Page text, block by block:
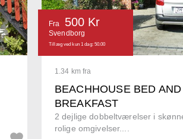
1.34 km fra
BEACHHOUSE BED AND
BREAKFAST
2 dejlige dobbeltværelser i
rolige omgivelser....
Fra 500 Kr
Svendborg
Tillæg ved kun 1 dag: 50.00